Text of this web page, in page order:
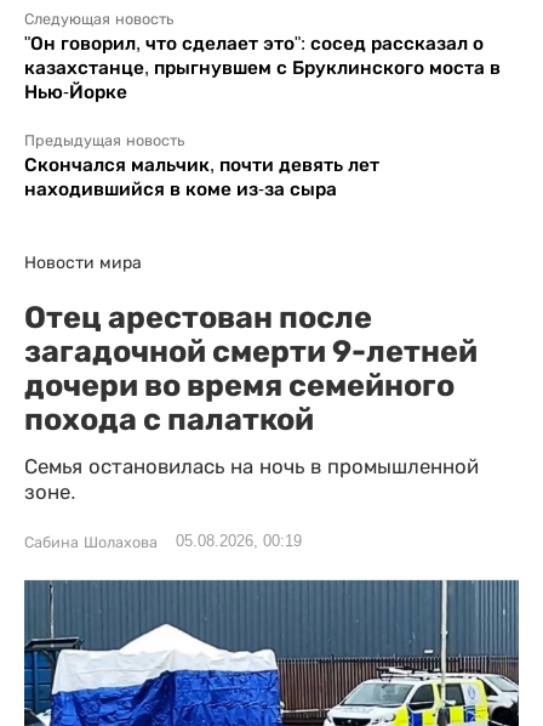
Следующая новость
"Он говорил, что сделает это": сосед рассказал о
казахстанце, прыгнувшем с Бруклинского моста в
Нью-Йорке
Предыдущая новость
Скончался мальчик, почти девять лет
находившийся в коме из-за сыра
Новости мира
Отец арестован после
загадочной смерти 9-летней
дочери во время семейного
похода с палаткой
Семья остановилась на ночь в промышленной
зоне.
Сабина Шолахова 05.08.2026, 00:19